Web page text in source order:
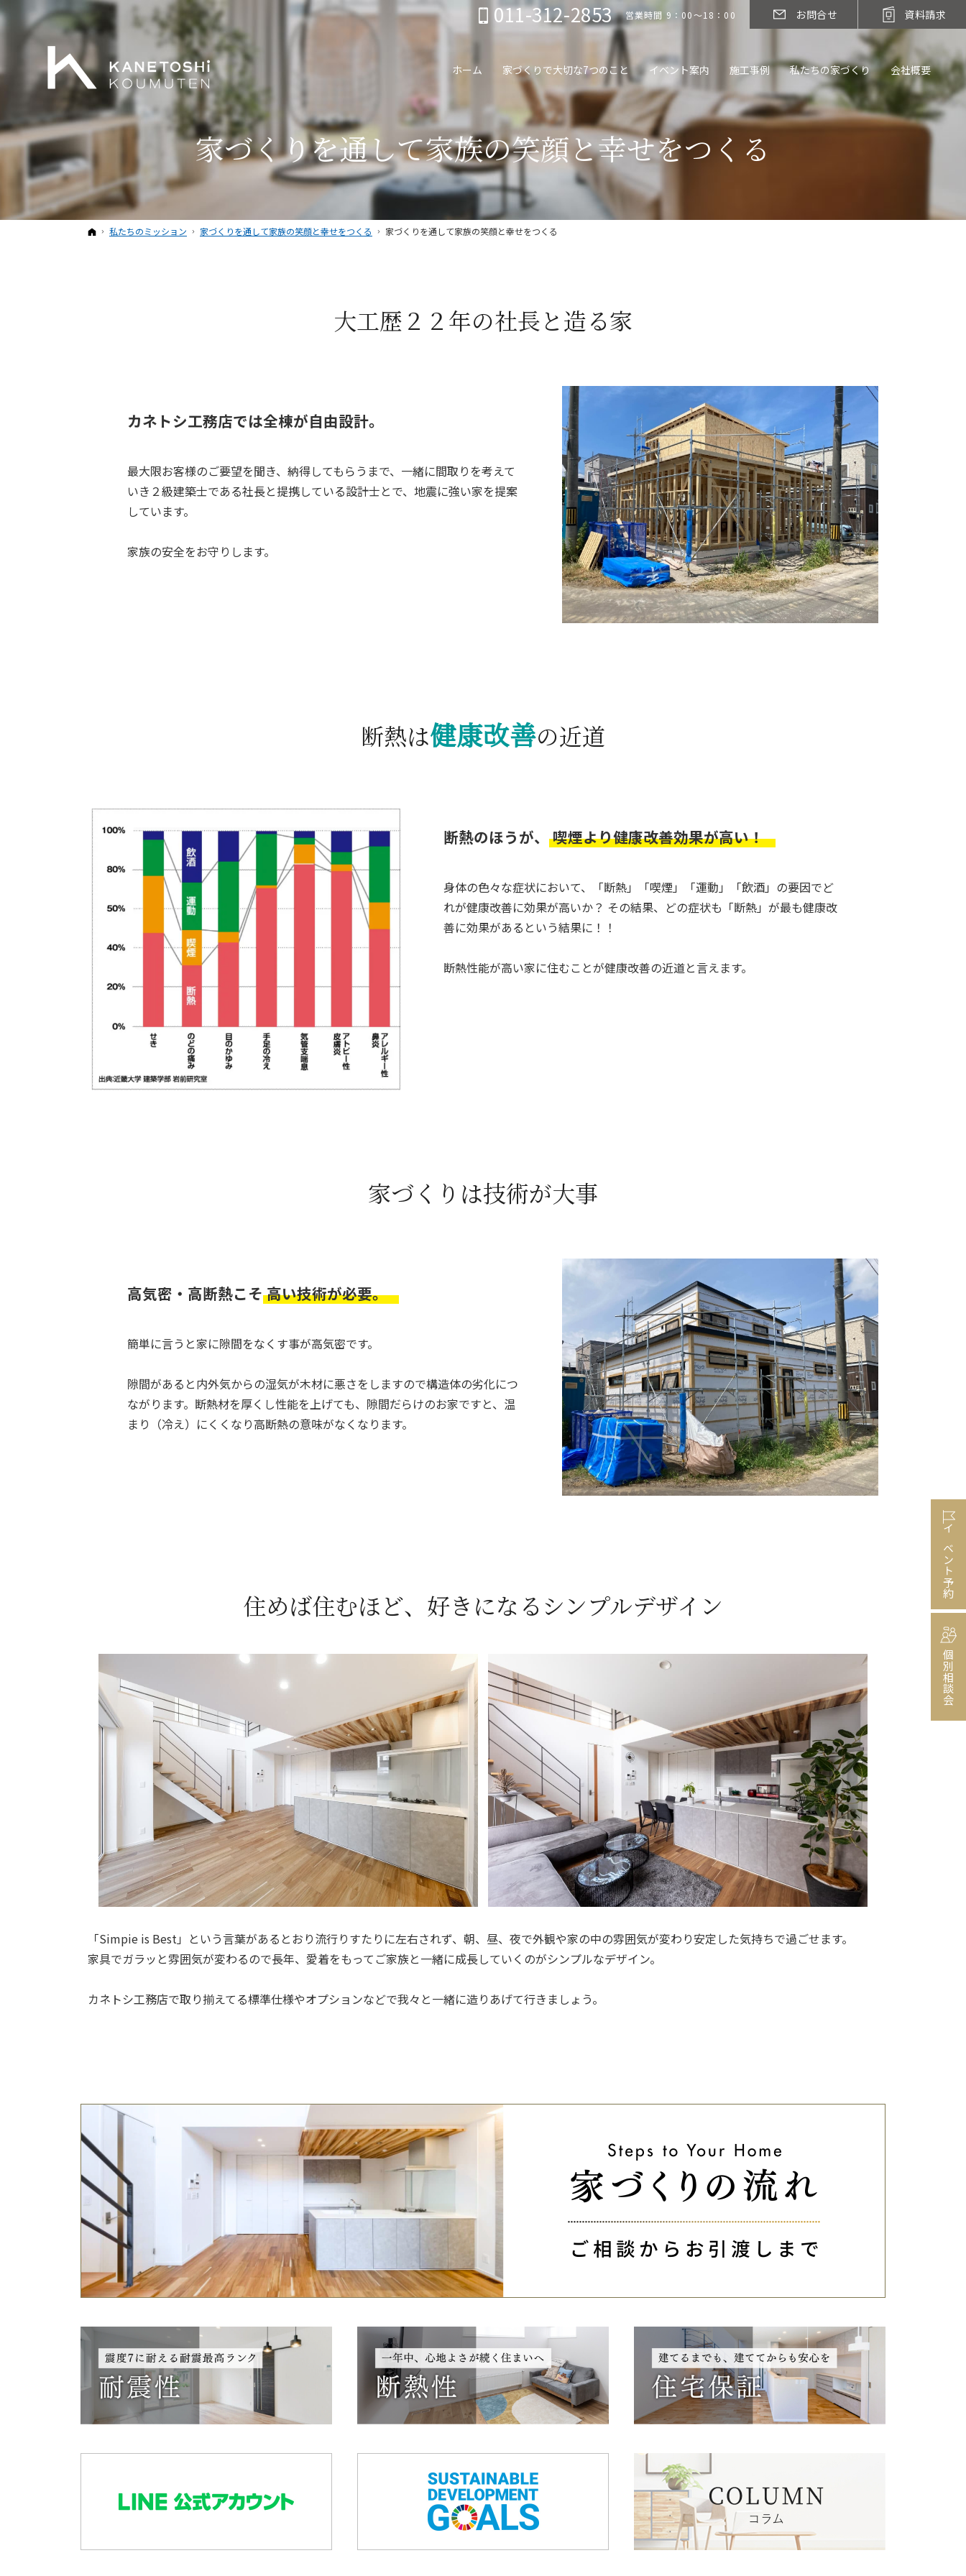
家づくりを通して家族の笑顔と幸せをつくる
ホーム
私たちのミッション 家づくりを通して家族の笑顔と幸せをつくる 家づくりを通して家族の笑顔と幸せをつくる
大工歴２２年の社長と造る家
カネトシ工務店では全棟が自由設計。
最大限お客様のご要望を聞き、納得してもらうまで、一緒に間取りを考えて
いき２級建築士である社長と提携している設計士とで、地震に強い家を提案
しています。
家族の安全をお守りします。
断熱は健康改善の近道
断熱のほうが、 喫煙より健康改善効果が高い！
身体の色々な症状において、「断熱」「喫煙」「運動」「飲酒」の要因でど
れが健康改善に効果が高いか？ その結果、どの症状も「断熱」が最も健康改
善に効果があるという結果に！！
断熱性能が高い家に住むことが健康改善の近道と言えます。
家づくりは技術が大事
高気密・高断熱こそ 高い技術が必要。
簡単に言うと家に隙間をなくす事が高気密です。
隙間があると内外気からの湿気が木材に悪さをしますので構造体の劣化につ
ながります。断熱材を厚くし性能を上げても、隙間だらけのお家ですと、温
まり（冷え）にくくなり高断熱の意味がなくなります。
住めば住むほど、好きになるシンプルデザイン
「Simpie is Best」という言葉があるとおり流行りすたりに左右されず、朝、昼、夜で外観や家の中の雰囲気が変わり安定した気持ちで過ごせます。
家具でガラッと雰囲気が変わるので長年、愛着をもってご家族と一緒に成長していくのがシンプルなデザイン。
カネトシ工務店で取り揃えてる標準仕様やオプションなどで我々と一緒に造りあげて行きましょう。
ホーム 家づくりで大切な7つのこと イベント案内 施工事例 私たちの家づくり 会社概要
011-312-2853 営業時間 9：00～18：00 お問合せ 資料請求
イベント予約
個別相談会